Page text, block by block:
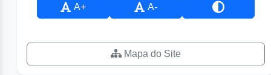
A+ A-
Mapa do Site